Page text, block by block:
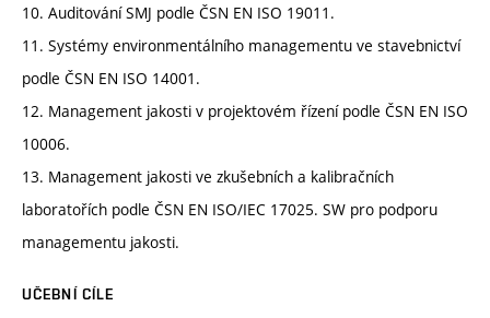
10. Auditování SMJ podle ČSN EN ISO 19011.
11. Systémy environmentálního managementu ve stavebnictví
podle ČSN EN ISO 14001.
12. Management jakosti v projektovém řízení podle ČSN EN ISO
10006.
13. Management jakosti ve zkušebních a kalibračních
laboratořích podle ČSN EN ISO/IEC 17025. SW pro podporu
managementu jakosti.
UČEBNÍ CÍLE